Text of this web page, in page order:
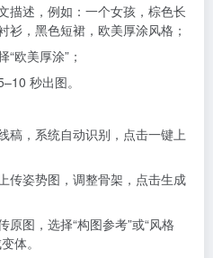
描述，例如：一个女孩，棕色长
衫，黑色短裙，欧美厚涂风格；
欧美厚涂”；
秒出图。
稿，系统自动识别，点击一键上
传姿势图，调整骨架，点击生成
原图，选择“构图参考”或“风格
体。